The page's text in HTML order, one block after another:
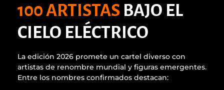
100 ARTISTAS BAJO EL
CIELO ELÉCTRICO
La edición 2026 promete un cartel diverso con
artistas de renombre mundial y figuras emergentes.
Entre los nombres confirmados destacan: